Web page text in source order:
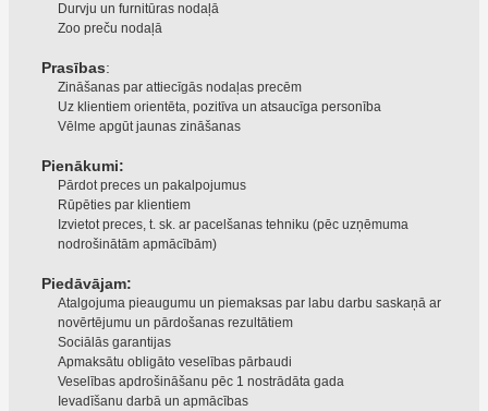
Durvju un furnitūras nodaļā
Zoo preču nodaļā
Prasības:
Zināšanas par attiecīgās nodaļas precēm
Uz klientiem orientēta, pozitīva un atsaucīga personība
Vēlme apgūt jaunas zināšanas
Pienākumi:
Pārdot preces un pakalpojumus
Rūpēties par klientiem
Izvietot preces, t. sk. ar pacelšanas tehniku (pēc uzņēmuma
nodrošinātām apmācībām)
Piedāvājam:
Atalgojuma pieaugumu un piemaksas par labu darbu saskaņā ar
novērtējumu un pārdošanas rezultātiem
Sociālās garantijas
Apmaksātu obligāto veselības pārbaudi
Veselības apdrošināšanu pēc 1 nostrādāta gada
Ievadīšanu darbā un apmācības